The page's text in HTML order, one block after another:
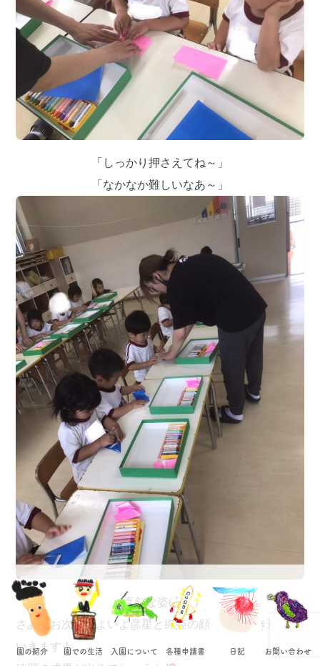
園の紹介 園での生活 入園について 各種申請書 日記 お問い合わせ
「しっかり押さえてね～」
「なかなか難しいなあ～」
真剣な姿( ﾟДﾟ)
さあ～お次はいよいよ彦星と織姫の顔に命を吹き込んで
いきます！